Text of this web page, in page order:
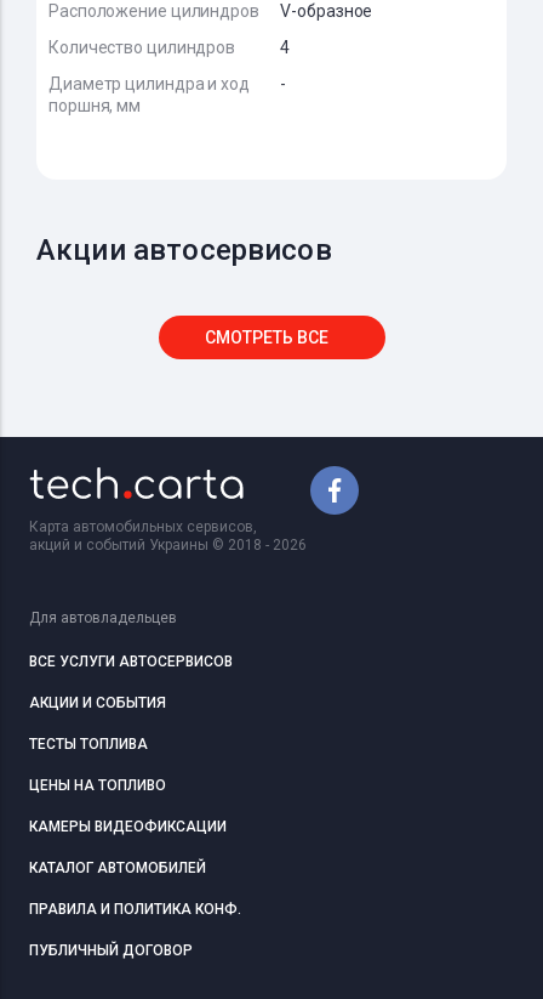
Расположение цилиндров
V-образное
Количество цилиндров
4
Диаметр цилиндра и ход
поршня, мм
-
Акции автосервисов
СМОТРЕТЬ ВСЕ
Карта автомобильных сервисов,
акций и событий Украины © 2018 - 2026
Для автовладельцев
ВСЕ УСЛУГИ АВТОСЕРВИСОВ
АКЦИИ И СОБЫТИЯ
ТЕСТЫ ТОПЛИВА
ЦЕНЫ НА ТОПЛИВО
КАМЕРЫ ВИДЕОФИКСАЦИИ
КАТАЛОГ АВТОМОБИЛЕЙ
ПРАВИЛА И ПОЛИТИКА КОНФ.
ПУБЛИЧНЫЙ ДОГОВОР